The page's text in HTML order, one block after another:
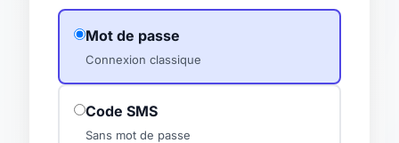
Mot de passe
Connexion classique
Code SMS
Sans mot de passe